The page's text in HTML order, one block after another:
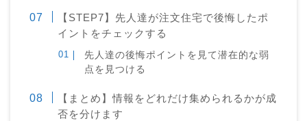
【STEP7】先人達が注文住宅で後悔したポ
イントをチェックする
先人達の後悔ポイントを見て潜在的な弱
点を見つける
【まとめ】情報をどれだけ集められるかが成
否を分けます